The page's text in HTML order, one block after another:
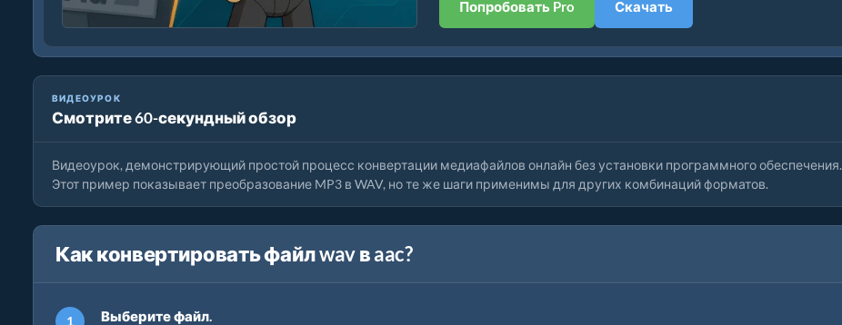
Попробовать Pro Скачать
ВИДЕОУРОК
Смотрите 60-секундный обзор
Как конвертировать медиафайлы
Видеоурок, демонстрирующий простой процесс конвертации медиафайлов онлайн без установки программного обеспечения.
Этот пример показывает преобразование MP3 в WAV, но те же шаги применимы для других комбинаций форматов.
Как конвертировать файл wav в aac?
Выберите файл.